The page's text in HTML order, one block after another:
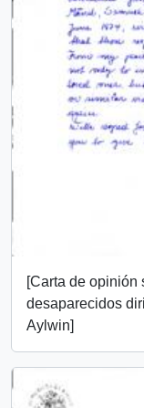
[Carta de opinión
desaparecidos
Aylwin]